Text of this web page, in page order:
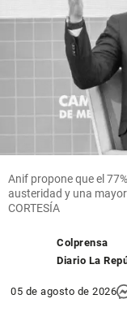
Anif propone que el
austeridad y una
CORTESÍA
Colprensa
Diario La
05 de agosto de 2026